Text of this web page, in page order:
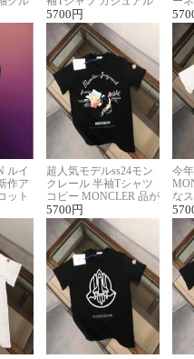
に馴染む 2色展開
5700 円
ー
ルイ
作ア
ット
ツ
超人気モデルss24モン
クレール 半袖Tシャツ
コピー MONCLER 品が
良く見た目
5700 円
今
な
ル